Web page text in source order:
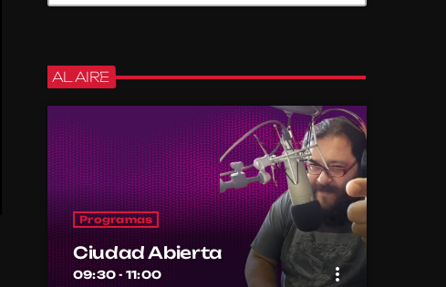
AL AIRE
Programas
Ciudad Abierta
09:30 - 11:00 more_vert